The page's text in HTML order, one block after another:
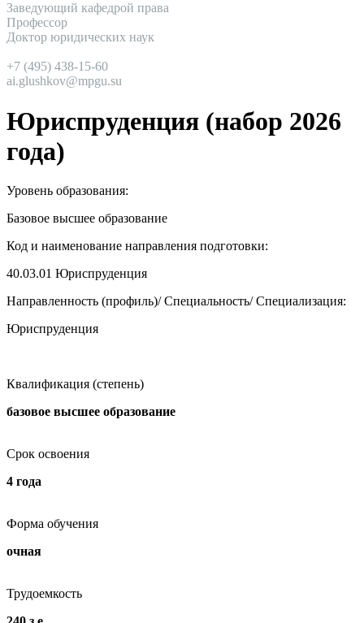
Заведующий кафедрой права
Профессор
Доктор юридических наук
+7 (495) 438-15-60
ai.glushkov@mpgu.su
Юриспруденция (набор 2026
года)
Уровень образования:
Базовое высшее образование
Код и наименование направления подготовки:
40.03.01 Юриспруденция
Направленность (профиль)/ Специальность/ Специализация:
Юриспруденция
Квалификация (степень)
базовое высшее образование
Срок освоения
4 года
Форма обучения
очная
Трудоемкость